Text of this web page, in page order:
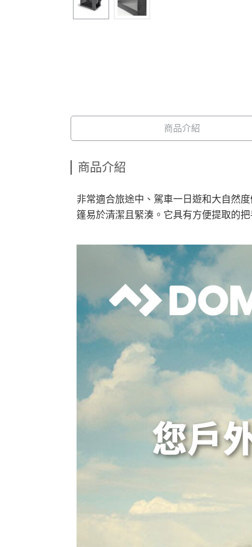
商品介紹
商品介紹
非常適合旅途中、駕車一日遊和大自然
篷易於清潔且緊湊。它具有方便提取的